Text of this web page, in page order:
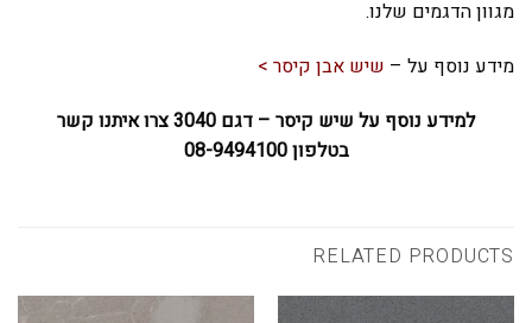
מגוון הדגמים שלנו.
מידע נוסף על – שיש אבן קיסר >
למידע נוסף על שיש קיסר – דגם 3040 צרו איתנו קשר
בטלפון 08-9494100
RELATED PRODUCTS